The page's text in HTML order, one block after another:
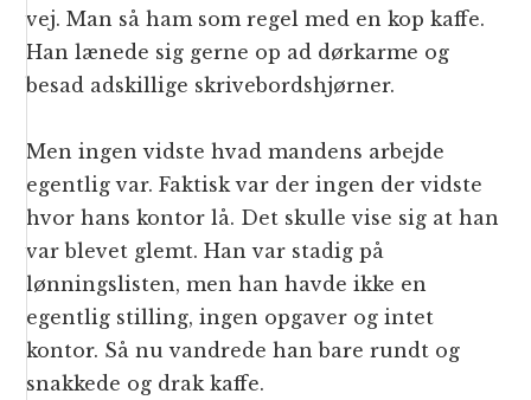
vej. Man så ham som regel med en kop kaffe.
Han lænede sig gerne op ad dørkarme og
besad adskillige skrivebordshjørner.
Men ingen vidste hvad mandens arbejde
egentlig var. Faktisk var der ingen der vidste
hvor hans kontor lå. Det skulle vise sig at han
var blevet glemt. Han var stadig på
lønningslisten, men han havde ikke en
egentlig stilling, ingen opgaver og intet
kontor. Så nu vandrede han bare rundt og
snakkede og drak kaffe.